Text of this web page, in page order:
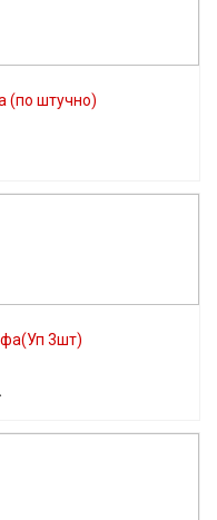
(по штучно)
3шт)